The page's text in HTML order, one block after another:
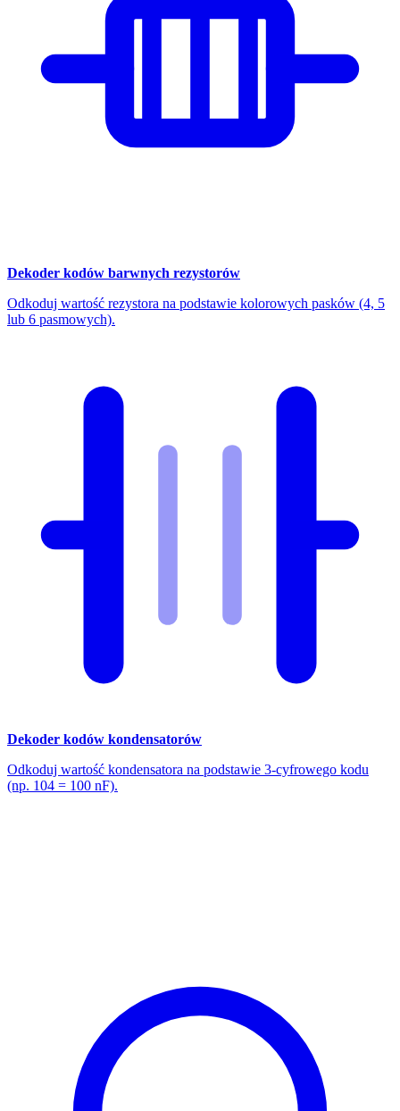
Dekoder kodów barwnych rezystorów
Odkoduj wartość rezystora na podstawie kolorowych pasków (4, 5
lub 6 pasmowych).
Dekoder kodów kondensatorów
Odkoduj wartość kondensatora na podstawie 3-cyfrowego kodu
(np. 104 = 100 nF).